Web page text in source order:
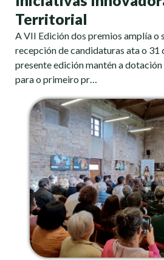
Territorial
A VII Edición dos premios amplía o
recepción de candidaturas ata o 31
presente edición mantén a
para o primeiro pr…